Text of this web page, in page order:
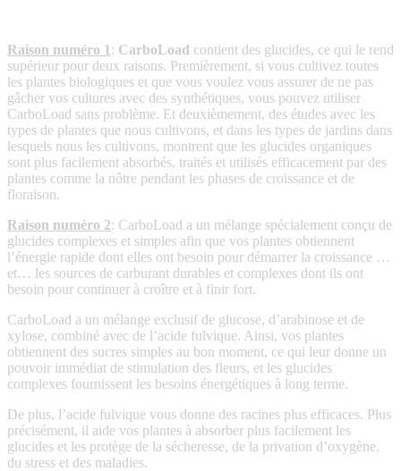
Raison numéro 1 : CarboLoad contient des glucides, ce qui le rend
supérieur pour deux raisons. Premièrement, si vous cultivez toutes
les plantes biologiques et que vous voulez vous assurer de ne pas
gâcher vos cultures avec des synthétiques, vous pouvez utiliser
CarboLoad sans problème. Et deuxièmement, des études avec les
types de plantes que nous cultivons, et dans les types de jardins dans
lesquels nous les cultivons, montrent que les glucides organiques
sont plus facilement absorbés, traités et utilisés efficacement par des
plantes comme la nôtre pendant les phases de croissance et de
floraison.
Raison numéro 2: CarboLoad a un mélange spécialement conçu de
glucides complexes et simples afin que vos plantes obtiennent
l’énergie rapide dont elles ont besoin pour démarrer la croissance …
et… les sources de carburant durables et complexes dont ils ont
besoin pour continuer à croître et à finir fort.
CarboLoad a un mélange exclusif de glucose, d’arabinose et de
xylose, combiné avec de l’acide fulvique. Ainsi, vos plantes
obtiennent des sucres simples au bon moment, ce qui leur donne un
pouvoir immédiat de stimulation des fleurs, et les glucides
complexes fournissent les besoins énergétiques à long terme.
De plus, l’acide fulvique vous donne des racines plus efficaces. Plus
précisément, il aide vos plantes à absorber plus facilement les
glucides et les protège de la sécheresse, de la privation d’oxygène,
du stress et des maladies.